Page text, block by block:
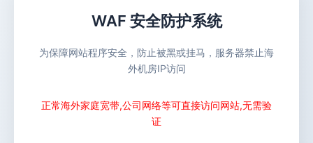
WAF 安全防护系统
为保障网站程序安全，防止被黑或挂马，服务器禁止海
外机房IP访问
正常海外家庭宽带,公司网络等可直接访问网站,无需验
证